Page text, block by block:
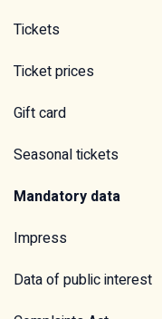
Tickets
Ticket prices
Gift card
Seasonal tickets
Mandatory data
Impress
Data of public interest